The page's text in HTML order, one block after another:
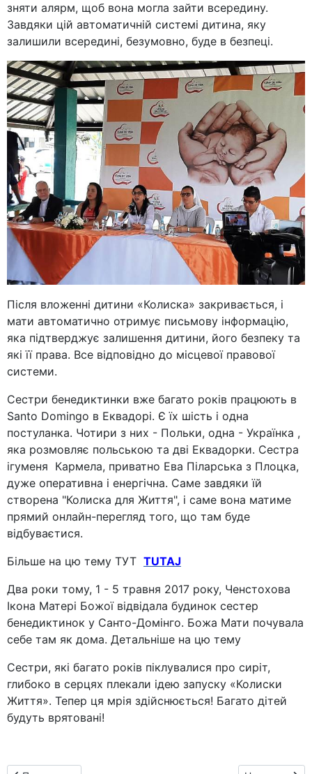
зняти алярм, щоб вона могла зайти всередину.
Завдяки цій автоматичній системі дитина, яку
залишили всередині, безумовно, буде в безпеці.
Після вложенні дитини «Колиска» закривається, і
мати автоматично отримує письмову інформацію,
яка підтверджує залишення дитини, його безпеку та
які її права. Все відповідно до місцевої правової
системи.
Сестри бенедиктинки вже багато років працюють в
Santo Domingo в Еквадорі. Є їх шість і одна
постуланка. Чотири з них - Польки, одна - Українка ,
яка розмовляє польською та дві Еквадорки. Сестра
ігуменя Кармела, приватно Ева Піларська з Плоцка,
дуже оперативна і енергічна. Саме завдяки їй
створена "Колиска для Життя", і саме вона матиме
прямий онлайн-перегляд того, що там буде
відбуваєтися.
Більше на цю тему ТУТ TUTAJ
Два роки тому, 1 - 5 травня 2017 року, Ченстохова
Ікона Матері Божої відвідала будинок сестер
бенедиктинок у Санто-Домінго. Божа Мати почувала
себе там як дома. Детальніше на цю тему
Сестри, які багато років піклувалися про сиріт,
глибоко в серцях плекали ідею запуску «Колиски
Життя». Тепер ця мрія здійснюється! Багато дітей
будуть врятовані!